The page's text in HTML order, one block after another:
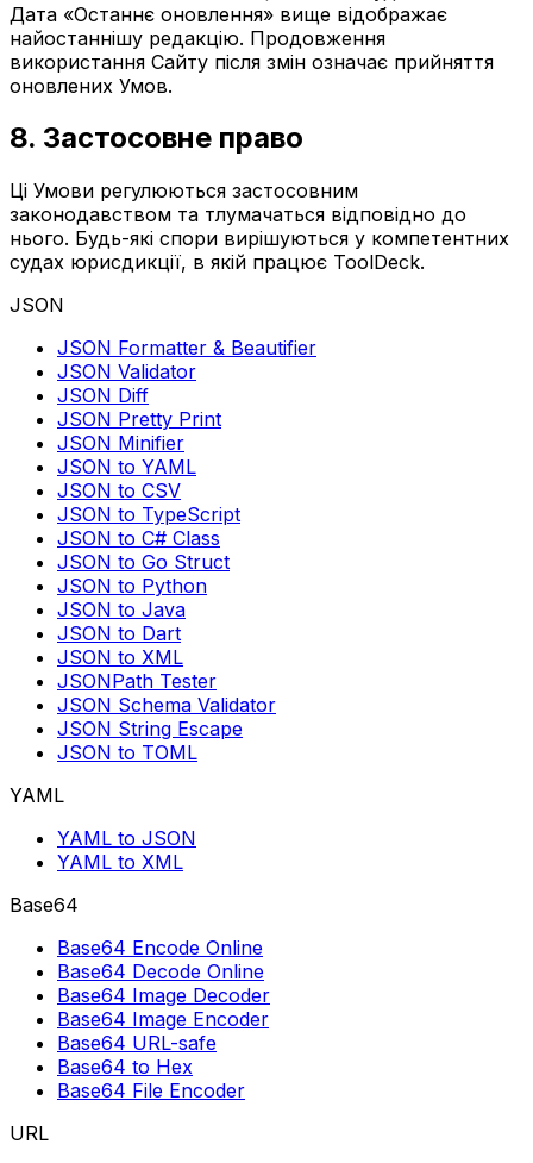
Дата «Останнє оновлення» вище відображає
найостаннішу редакцію. Продовження
використання Сайту після змін означає прийняття
оновлених Умов.
8. Застосовне право
Ці Умови регулюються застосовним
законодавством та тлумачаться відповідно до
нього. Будь-які спори вирішуються у компетентних
судах юрисдикції, в якій працює ToolDeck.
JSON
JSON Formatter & Beautifier
JSON Validator
JSON Diff
JSON Pretty Print
JSON Minifier
JSON to YAML
JSON to CSV
JSON to TypeScript
JSON to C# Class
JSON to Go Struct
JSON to Python
JSON to Java
JSON to Dart
JSON to XML
JSONPath Tester
JSON Schema Validator
JSON String Escape
JSON to TOML
YAML
YAML to JSON
YAML to XML
Base64
Base64 Encode Online
Base64 Decode Online
Base64 Image Decoder
Base64 Image Encoder
Base64 URL-safe
Base64 to Hex
Base64 File Encoder
URL